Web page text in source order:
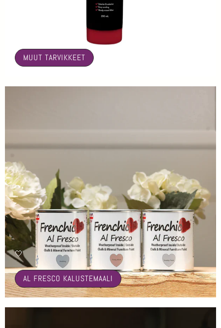
MUUT TARVIKKEET
🤍
AL FRESCO KALUSTEMAALI